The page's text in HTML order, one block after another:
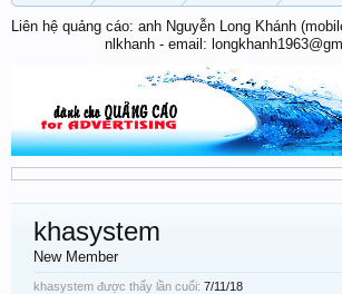
Liên hệ quảng cáo: anh Nguyễn Long Khánh
nlkhanh - email:
khasystem
New Member
khasystem được thấy lần cuối: 7/11/18